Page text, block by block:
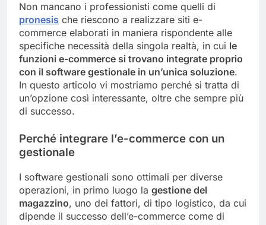
Non mancano i professionisti come quelli di
pronesis che riescono a realizzare siti e-
commerce elaborati in maniera rispondente alle
specifiche necessità della singola realtà, in cui le
funzioni e-commerce si trovano integrate proprio
con il software gestionale in un’unica soluzione.
In questo articolo vi mostriamo perché si tratta di
un’opzione così interessante, oltre che sempre più
di successo.
Perché integrare l’e-commerce con un
gestionale
I software gestionali sono ottimali per diverse
operazioni, in primo luogo la gestione del
magazzino, uno dei fattori, di tipo logistico, da cui
dipende il successo dell’e-commerce come di